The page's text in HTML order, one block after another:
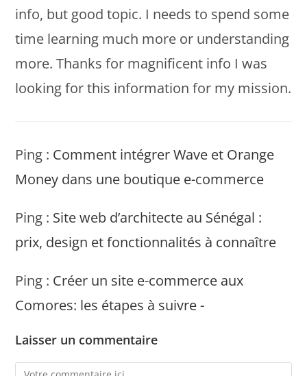
info, but good topic. I needs to spend some
time learning much more or understanding
more. Thanks for magnificent info I was
looking for this information for my mission.
Ping : Comment intégrer Wave et Orange
Money dans une boutique e-commerce
Ping : Site web d’architecte au Sénégal :
prix, design et fonctionnalités à connaître
Ping : Créer un site e-commerce aux
Comores: les étapes à suivre -
Laisser un commentaire